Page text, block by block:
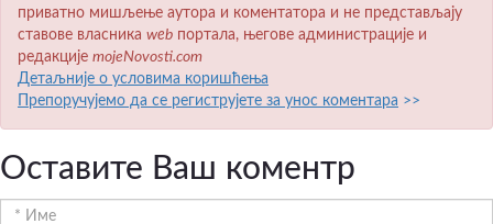
приватно мишљење аутора и коментатора и не представљају
ставове власника wеb портала, његове администрације и
редакције mojeNovosti.com
Детаљније о условима коришћења
Препоручујемо да се региструјете за унос коментара >>
Оставите Ваш коментр